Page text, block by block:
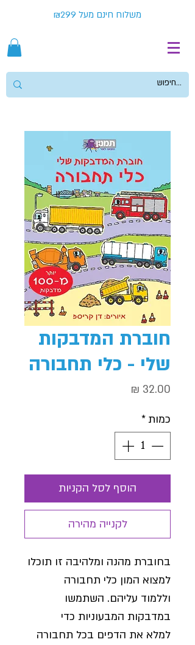
משלוח חינם מעל ₪299
חוברת המדבקות
שלי - כלי תחבורה
כמות*
הוסף לסל הקניות
לקנייה מהירה
בחוברת מהנה ומלהיבה זו תוכלו
למצוא המון כלי תחבורה
וללמוד עליהם. השתמשו
במדבקות המבעוניות כדי
למלא את הדפים בכל תחבורה